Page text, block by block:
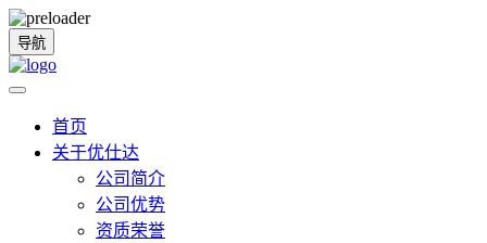
导航
首页
关于优仕达
公司简介
公司优势
资质荣誉